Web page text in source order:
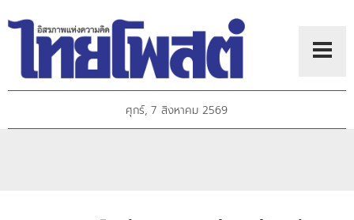
ศุกร์, 7 สิงหาคม 2569